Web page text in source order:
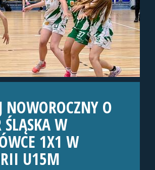
NOWOROCZNY O
ŚLĄSKA W
1X1 W
U15M